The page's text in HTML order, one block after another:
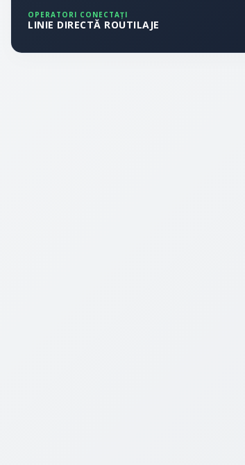
OPERATORI CONECTAȚI
LINIE DIRECTĂ ROUTILAJE